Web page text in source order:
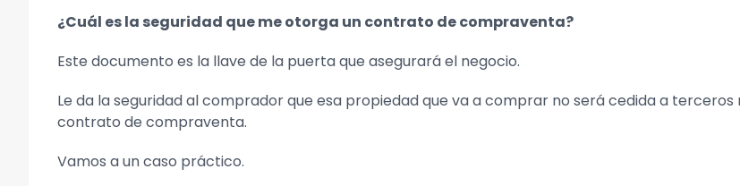
¿Cuál es la seguridad que me otorga un contrato de compraventa?
Este documento es la llave de la puerta que asegurará el negocio.
Le da la seguridad al comprador que esa propiedad que va a comprar no será cedida a
contrato de compraventa.
Vamos a un caso práctico.